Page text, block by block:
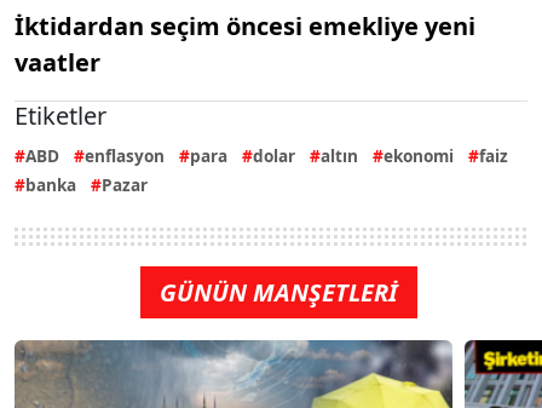
İktidardan seçim öncesi emekliye yeni
vaatler
Etiketler
ABD enflasyon para dolar altın ekonomi
faiz
banka
Pazar
GÜNÜN MANŞETLERİ